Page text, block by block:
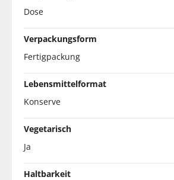
Dose
Verpackungsform
Fertigpackung
Lebensmittelformat
Konserve
Vegetarisch
Ja
Haltbarkeit